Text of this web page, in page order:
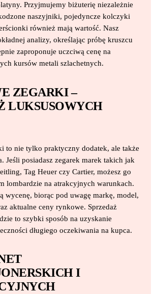
Przyjmujemy biżuterię niezależnie
naszyjniki, pojedyncze kolczyki
również mają wartość. Nasz
analizy, określając próbę kruszcu
zaproponuje uczciwą cenę na
kursów metali szlachetnych.
ZEGARKI –
LUKSUSOWYCH
to nie tylko praktyczny dodatek, ale także
Jeśli posiadasz zegarek marek takich jak
Tag Heuer czy Cartier, możesz go
lombardzie na atrakcyjnych warunkach.
wycenę, biorąc pod uwagę markę, model,
aktualne ceny rynkowe. Sprzedaż
to szybki sposób na uzyskanie
długiego oczekiwania na kupca.
I